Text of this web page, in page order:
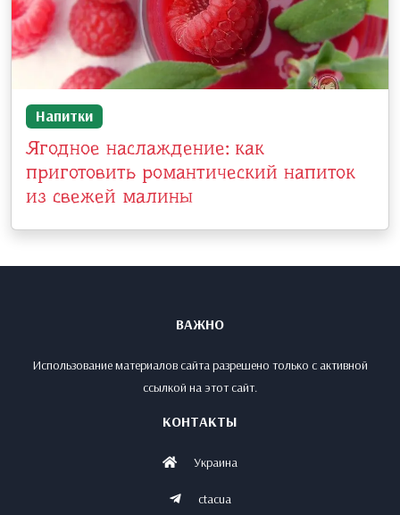
Напитки
Ягодное наслаждение: как
приготовить романтический напиток
из свежей малины
ВАЖНО
Использование материалов сайта разрешено только с активной
ссылкой на этот сайт.
КОНТАКТЫ
Украина
ctacua